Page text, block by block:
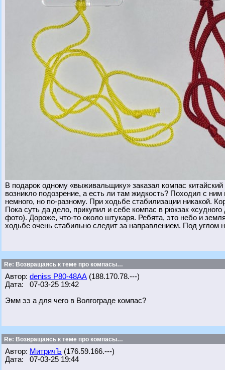
В подарок одному «выживальщику» заказал компас
возникло подозрение, а есть ли там жидкость? Походил с
немного, но по-разному. При ходьбе стабилизации никакой.
Пока суть да дело, прикупил и себе компас в рюкзак
фото). Дороже, что-то около штукаря. Ребята, это небо и
ходьбе очень стабильно следит за направлением. Под углом
Re: Возвращаясь к теме про компасы…
Автор: deniss Р80-48АА (188.170.78.---)
Дата: 07-03-25 19:42
Эмм ээ а для чего в Волгограде компас?
Re: Возвращаясь к теме про компасы…
Автор: МитричЪ (176.59.166.---)
Дата: 07-03-25 19:44